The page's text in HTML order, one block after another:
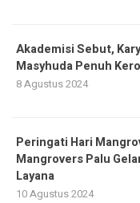
Akademisi Sebut,
Masyhuda Penuh
8 Agustus 2024
Peringati Hari
Mangrovers Palu
Layana
10 Agustus 2024